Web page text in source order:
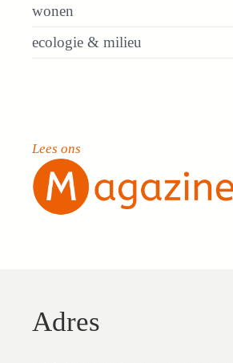
wonen
ecologie & milieu
Lees ons
Adres